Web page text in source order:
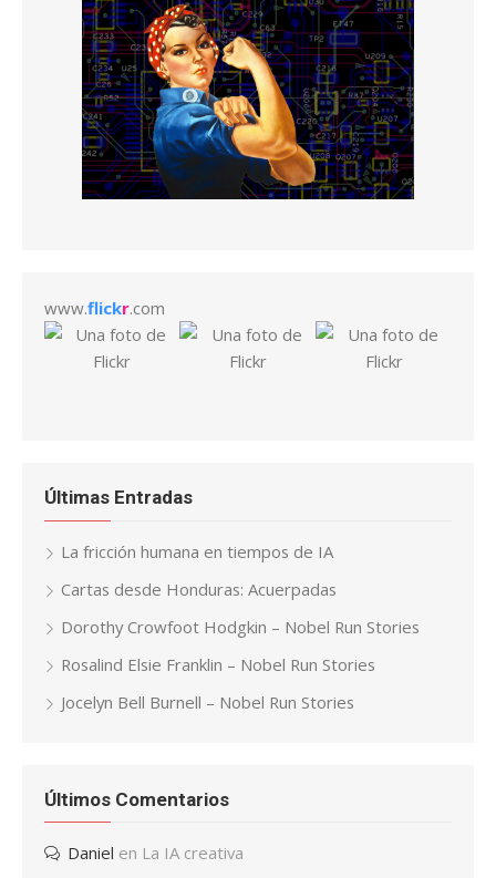
www.flickr.com
Últimas Entradas
La fricción humana en tiempos de IA
Cartas desde Honduras: Acuerpadas
Dorothy Crowfoot Hodgkin – Nobel Run Stories
Rosalind Elsie Franklin – Nobel Run Stories
Jocelyn Bell Burnell – Nobel Run Stories
Últimos Comentarios
Daniel en La IA creativa